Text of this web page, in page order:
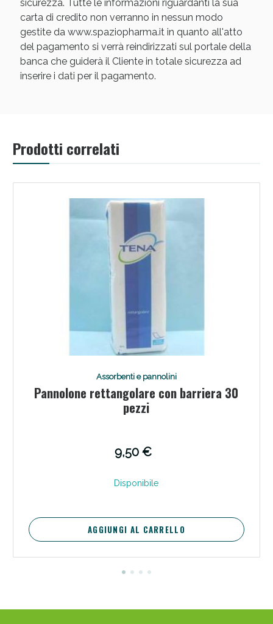
sicurezza. Tutte le informazioni riguardanti la sua
carta di credito non verranno in nessun modo
gestite da www.spaziopharma.it in quanto all'atto
del pagamento si verrà reindirizzati sul portale della
banca che guiderà il Cliente in totale sicurezza ad
inserire i dati per il pagamento.
Prodotti correlati
Assorbenti e pannolini
Pannolone rettangolare con barriera 30
pezzi
9,50 €
Disponibile
AGGIUNGI AL CARRELLO